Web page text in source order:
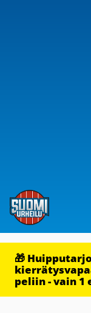
🎁
peliin - vain 1